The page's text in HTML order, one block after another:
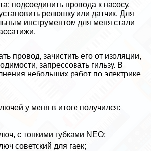
подсоединить провода к насосу,
установить релюшку или датчик. Для
инструментом для меня стали
провод, зачистить его от изоляции,
запрессовать гильзу. В
небольших работ по электрике,
у меня в итоге получился:
с тонкими губками NEO;
советский для гаек;